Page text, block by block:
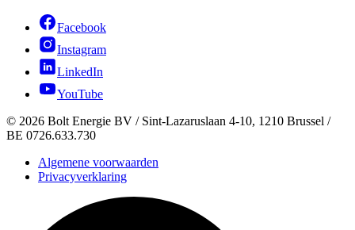
Facebook
Instagram
LinkedIn
YouTube
© 2026 Bolt Energie BV / Sint-Lazaruslaan 4-10, 1210 Brussel /
BE 0726.633.730
Algemene voorwaarden
Privacyverklaring